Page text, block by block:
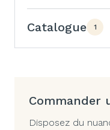
Catalogue 1
Commander
Disposez du